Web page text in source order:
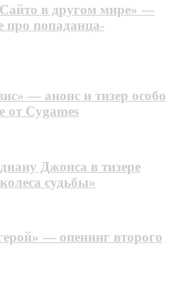
в другом мире» —
про попаданца-
— анонс и тизер особо
от Cygames
Джонса в тизере
судьбы»
— опенинг второго